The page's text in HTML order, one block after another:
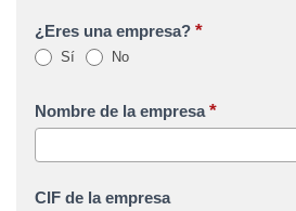
¿Eres una empresa? *
Sí No
Nombre de la empresa*
CIF de la empresa